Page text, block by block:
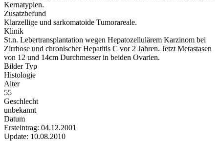
Kernatypien.
Zusatzbefund
Klarzellige und sarkomatoide Tumorareale.
Klinik
St.n. Lebertransplantation wegen Hepatozellulärem Karzinom bei
Zirrhose und chronischer Hepatitis C vor 2 Jahren. Jetzt Metastasen
von 12 und 14cm Durchmesser in beiden Ovarien.
Bilder Typ
Histologie
Alter
55
Geschlecht
unbekannt
Datum
Ersteintrag: 04.12.2001
Update: 10.08.2010